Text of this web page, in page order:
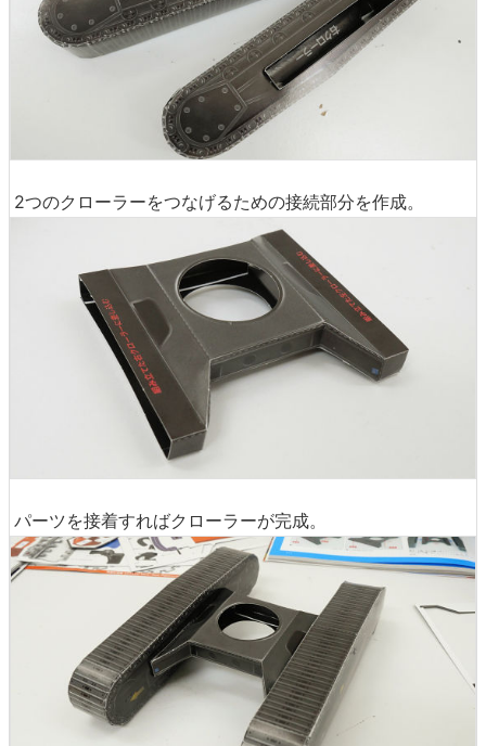
2つのクローラーをつなげるための接続部分を作成。
パーツを接着すればクローラーが完成。